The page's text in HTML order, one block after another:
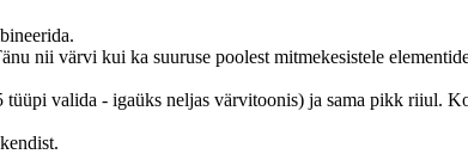
nii värvi kui ka suuruse poolest mitmekesistele
tüüpi valida - igaüks neljas värvitoonis) ja sama pikk riiul.